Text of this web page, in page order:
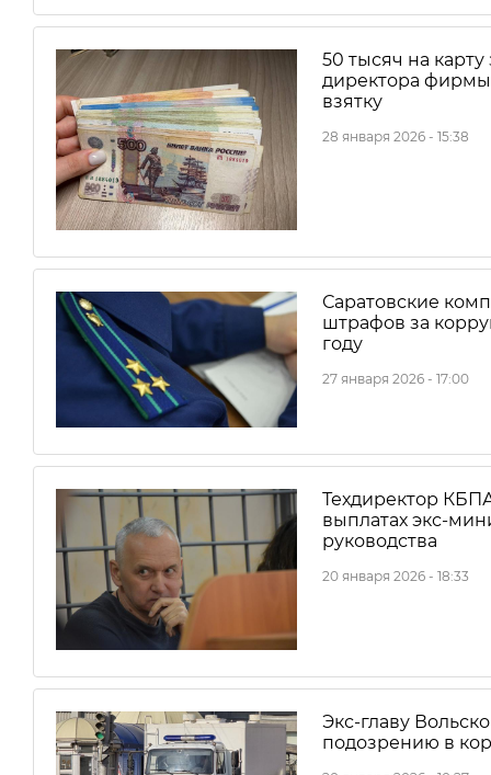
50 тысяч на
директора фирмы
взятку
28 января 2026 - 15:38
Саратовские
штрафов за
году
27 января 2026 - 17:00
Техдиректор
выплатах экс-
руководства
20 января 2026 - 18:33
Экс-главу
подозрению в